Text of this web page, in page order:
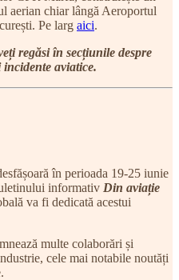
aerian chiar lângă Aeroportul
Pe larg aici.
regăsi în secțiunile despre
incidente aviatice.
în perioada 19-25 iunie
informativ Din aviație
va fi dedicată acestui
multe colaborări și
cele mai notabile noutăți